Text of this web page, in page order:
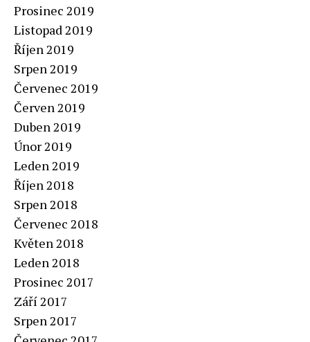
Prosinec 2019
Listopad 2019
Říjen 2019
Srpen 2019
Červenec 2019
Červen 2019
Duben 2019
Únor 2019
Leden 2019
Říjen 2018
Srpen 2018
Červenec 2018
Květen 2018
Leden 2018
Prosinec 2017
Září 2017
Srpen 2017